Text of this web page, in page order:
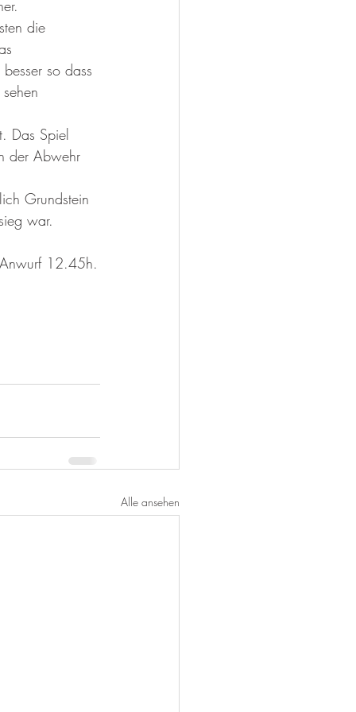
die
so dass
Das Spiel
der Abwehr
Grundstein
war.
12.45h.
Alle ansehen